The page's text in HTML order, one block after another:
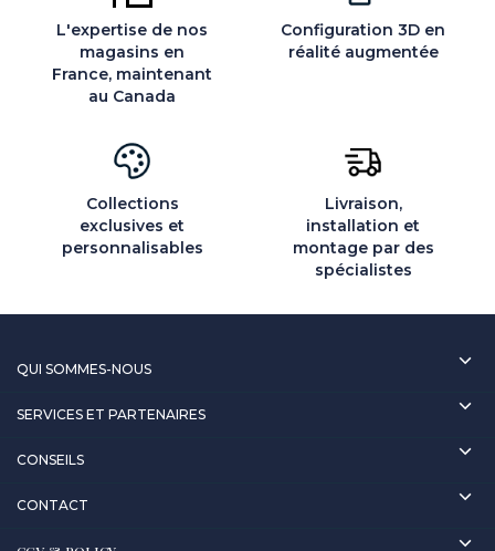
L'expertise de nos
magasins en
France, maintenant
au Canada
Configuration 3D en
réalité augmentée
Collections
exclusives et
personnalisables
Livraison,
installation et
montage par des
spécialistes
QUI SOMMES-NOUS
SERVICES ET PARTENAIRES
CONSEILS
CONTACT